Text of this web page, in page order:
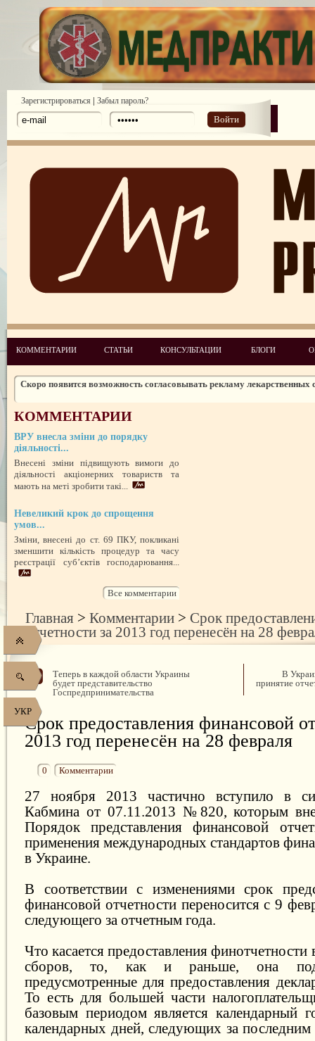
УКР
Зарегистрироваться | Забыл пароль?
Войти
КОММЕНТАРИИ СТАТЬИ КОНСУЛЬТАЦИИ БЛОГИ
Законодательство: нормативные акты и проекты №1 2010
Законодательство: нормативные акты и проекты №2 2010
Законодательство: нормативные акты и проекты № 5 2010
Новые лицензионные условия осуществления деятельности по
практике
Чего ожидать налогоплательщикам в 2011 году
Скоро появится возможность согласовывать рекламу лекарственных
Обзор изменений налогового законодательства на 2012 год
КОММЕНТАРИИ
ВРУ внесла зміни до порядку
діяльності...
Внесені зміни підвищують вимоги до
діяльності акціонерних товариств та
мають на меті зробити такі...
Невеликий крок до спрощення
умов...
Зміни, внесені до ст. 69 ПКУ, покликані
зменшити кількість процедур та часу
реєстрації суб’єктів господарювання...
Все комментарии
Главная > Комментарии > Срок
отчетности за 2013 год перенесён на 28
Теперь в каждой области Украины
будет представительство
Госпредпринимательства
В
принятие
Срок предоставления финансовой
2013 год перенесён на 28 февраля
0 Комментарии
27 ноября 2013 частично вступило в
Кабмина от 07.11.2013 №820, которым
Порядок представления финансовой
применения международных стандартов
в Украине.
В соответствии с изменениями срок
финансовой отчетности переносится с 9
следующего за отчетным года.
Что касается предоставления
сборов, то, как и раньше, она
предусмотренные для предоставления
То есть для большей части
базовым периодом является календарный
календарных дней, следующих за